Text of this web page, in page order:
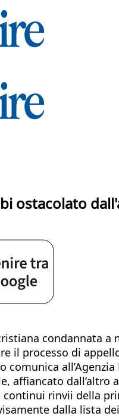
ostacolato
condannata a
il processo di
all’Agenzia
affiancato
rinvii della
dalla lista